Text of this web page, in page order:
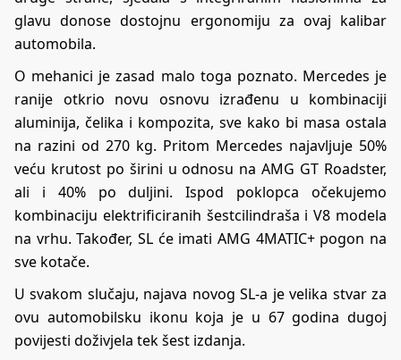
glavu donose dostojnu ergonomiju za ovaj kalibar
automobila.
O mehanici je zasad malo toga poznato. Mercedes je
ranije otkrio novu osnovu izrađenu u kombinaciji
aluminija, čelika i kompozita, sve kako bi masa ostala
na razini od 270 kg. Pritom Mercedes najavljuje 50%
veću krutost po širini u odnosu na AMG GT Roadster,
ali i 40% po duljini. Ispod poklopca očekujemo
kombinaciju elektrificiranih šestcilindraša i V8 modela
na vrhu. Također, SL će imati AMG 4MATIC+ pogon na
sve kotače.
U svakom slučaju, najava novog SL-a je velika stvar za
ovu automobilsku ikonu koja je u 67 godina dugoj
povijesti doživjela tek šest izdanja.